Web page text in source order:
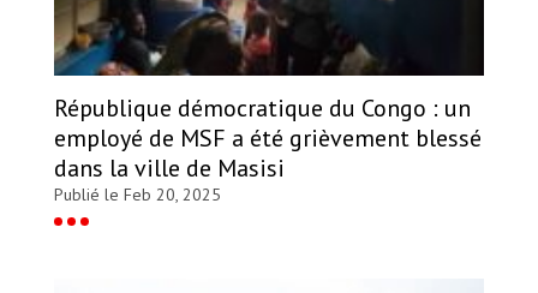
République démocratique du Congo : un
employé de MSF a été grièvement blessé
dans la ville de Masisi
Publié le Feb 20, 2025